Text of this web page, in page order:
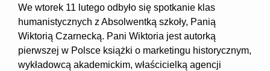
We wtorek 11 lutego odbyło się spotkanie klas
humanistycznych z Absolwentką szkoły, Panią
Wiktorią Czarnecką. Pani Wiktoria jest autorką
pierwszej w Polsce książki o marketingu historycznym,
wykładowcą akademickim, właścicielką agencji